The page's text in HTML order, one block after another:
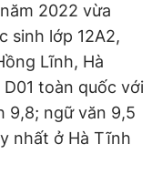
biết
quảng cáo
năm 2022 vừa
sinh lớp 12A2,
Lĩnh, Hà
toàn quốc với
9,8; ngữ văn 9,5
nhất ở Hà Tĩnh